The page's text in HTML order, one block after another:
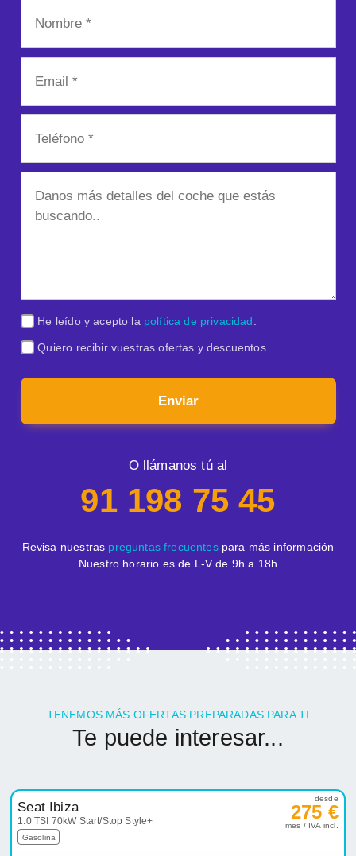
He leído y acepto la política de privacidad
Quiero recibir vuestras ofertas y descuentos
Enviar
O llámanos tú al
91 198 75 45
Revisa nuestras preguntas frecuentespara más información
Nuestro horario es de L-V de 9h a 18h
TENEMOS MÁS OFERTAS PREPARADAS PARA TI
Te puede interesar...
Seat Ibiza
1.0 TSI 70kW Start/Stop Style+
Gasolina
desde
275 €
mes / IVA incl.